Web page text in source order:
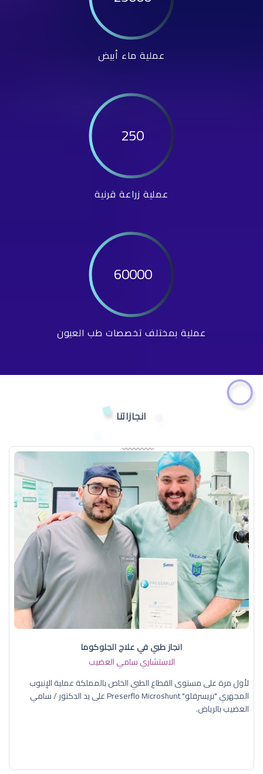
عملية ماء أبيض
250
عملية زراعة قرنية
60000
عملية بمختلف تخصصات طب العيون
انجازاتنا
انجاز طبي في علاج الجلوكوما
الاستشاري سامي العضيب
لأول مرة على مستوى القطاع الطبي الخاص بالمملكة عملية الإنبوب
المجهري "بريسرفلو" Preserflo Microshunt على يد الدكتور / سامي
العضيب بالرياض.